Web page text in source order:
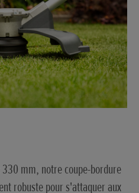
mm, notre coupe-bordure
robuste pour s'attaquer aux